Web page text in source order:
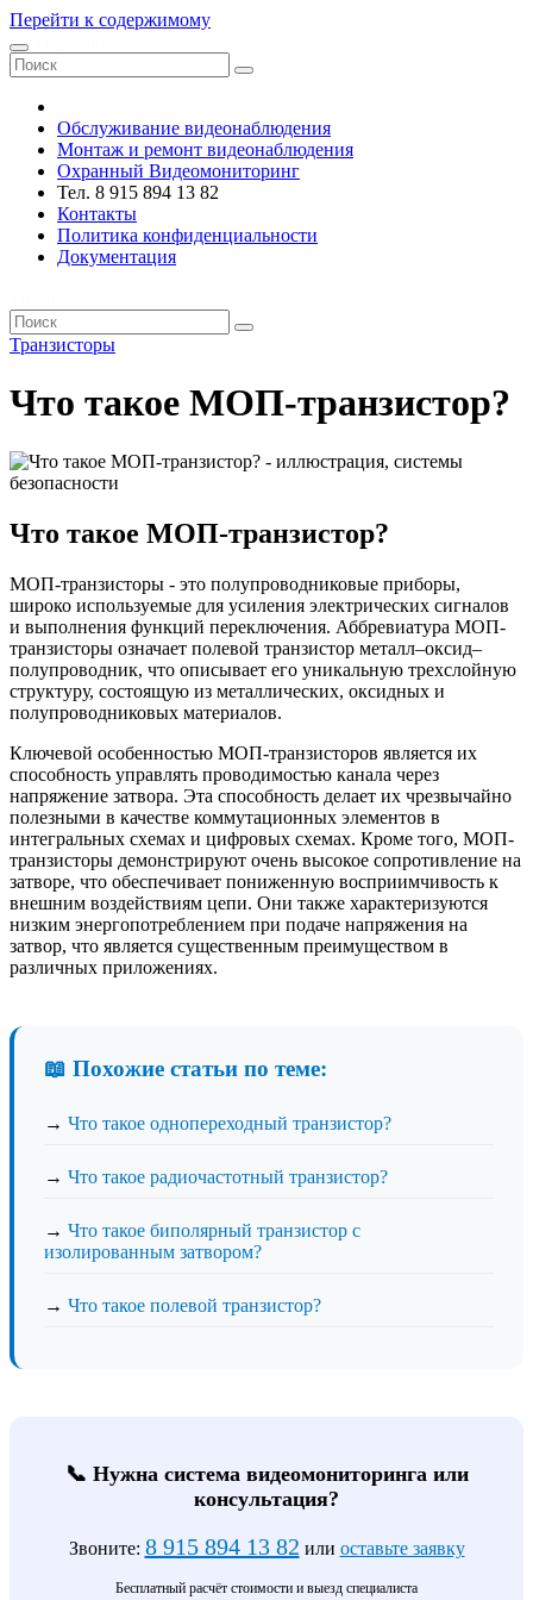
Перейти к содержимому
Обслуживание видеонаблюдения
Монтаж и ремонт видеонаблюдения
Охранный Видеомониторинг
Тел. 8 915 894 13 82
Контакты
Политика конфиденциальности
Документация
Транзисторы
Что такое МОП-транзистор?
Что такое МОП-транзистор?
МОП-транзисторы - это полупроводниковые приборы,
широко используемые для усиления электрических сигналов
и выполнения функций переключения. Аббревиатура МОП-
транзисторы означает полевой транзистор металл–оксид–
полупроводник, что описывает его уникальную трехслойную
структуру, состоящую из металлических, оксидных и
полупроводниковых материалов.
Ключевой особенностью МОП-транзисторов является их
способность управлять проводимостью канала через
напряжение затвора. Эта способность делает их чрезвычайно
полезными в качестве коммутационных элементов в
интегральных схемах и цифровых схемах. Кроме того, МОП-
транзисторы демонстрируют очень высокое сопротивление на
затворе, что обеспечивает пониженную восприимчивость к
внешним воздействиям цепи. Они также характеризуются
низким энергопотреблением при подаче напряжения на
затвор, что является существенным преимуществом в
различных приложениях.
📖 Похожие статьи по теме:
→ Что такое однопереходный транзистор?
→ Что такое радиочастотный транзистор?
→ Что такое биполярный транзистор с
изолированным затвором?
→ Что такое полевой транзистор?
📞 Нужна система видеомониторинга или
консультация?
Звоните: 8 915 894 13 82 или оставьте заявку
Бесплатный расчёт стоимости и выезд специалиста